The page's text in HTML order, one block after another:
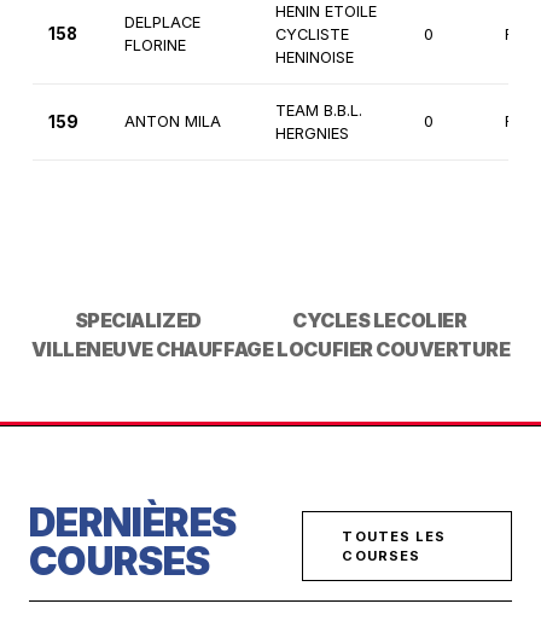
158
DELPLACE
FLORINE
HENIN ETOILE
CYCLISTE
HENINOISE
0
159 ANTON MILA
TEAM B.B.L.
HERGNIES
0
SPECIALIZED
CYCLES LECOLIER
VILLENEUVE CHAUFFAGELOCUFIER COUVERTURE
DERNIÈRES
COURSES
TOUTES LES
COURSES